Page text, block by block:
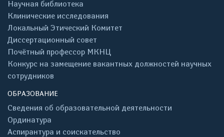
Научная библиотека
Клинические исследования
Локальный Этический Комитет
Диссертационный совет
Почётный профессор МКНЦ
Конкурс на замещение вакантных должностей научных
сотрудников
ОБРАЗОВАНИЕ
Сведения об образовательной деятельности
Ординатура
Аспирантура и соискательство